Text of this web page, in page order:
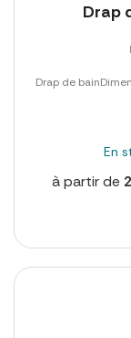
Drap
Drap de
En
à partir de